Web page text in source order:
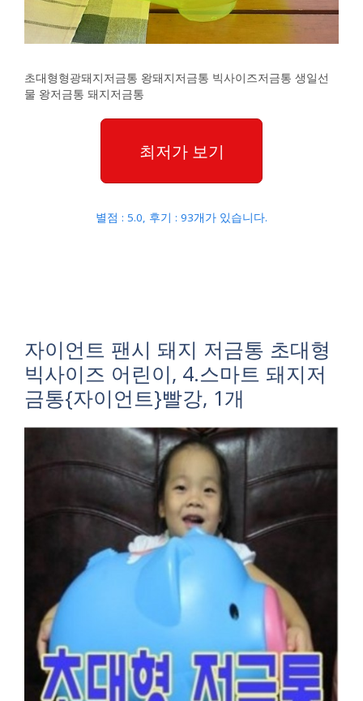
초대형형광돼지저금통 왕돼지저금통 빅사이즈저금통 생일선
물 왕저금통 돼지저금통
최저가 보기
별점 : 5.0, 후기 : 93개가 있습니다.
자이언트 팬시 돼지 저금통 초대형
빅사이즈 어린이, 4.스마트 돼지저
금통{자이언트}빨강, 1개